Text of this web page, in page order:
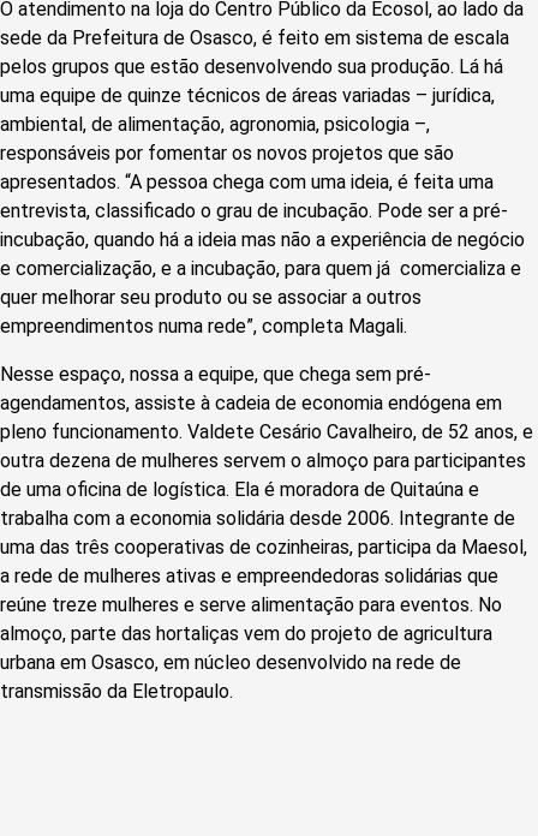
O atendimento na loja do Centro Público da Ecosol, ao lado da
sede da Prefeitura de Osasco, é feito em sistema de escala
pelos grupos que estão desenvolvendo sua produção. Lá há
uma equipe de quinze técnicos de áreas variadas – jurídica,
ambiental, de alimentação, agronomia, psicologia –,
responsáveis por fomentar os novos projetos que são
apresentados. “A pessoa chega com uma ideia, é feita uma
entrevista, classificado o grau de incubação. Pode ser a pré-
incubação, quando há a ideia mas não a experiência de negócio
e comercialização, e a incubação, para quem já comercializa e
quer melhorar seu produto ou se associar a outros
empreendimentos numa rede”, completa Magali.
Nesse espaço, nossa a equipe, que chega sem pré-
agendamentos, assiste à cadeia de economia endógena em
pleno funcionamento. Valdete Cesário Cavalheiro, de 52 anos, e
outra dezena de mulheres servem o almoço para participantes
de uma oficina de logística. Ela é moradora de Quitaúna e
trabalha com a economia solidária desde 2006. Integrante de
uma das três cooperativas de cozinheiras, participa da Maesol,
a rede de mulheres ativas e empreendedoras solidárias que
reúne treze mulheres e serve alimentação para eventos. No
almoço, parte das hortaliças vem do projeto de agricultura
urbana em Osasco, em núcleo desenvolvido na rede de
transmissão da Eletropaulo.